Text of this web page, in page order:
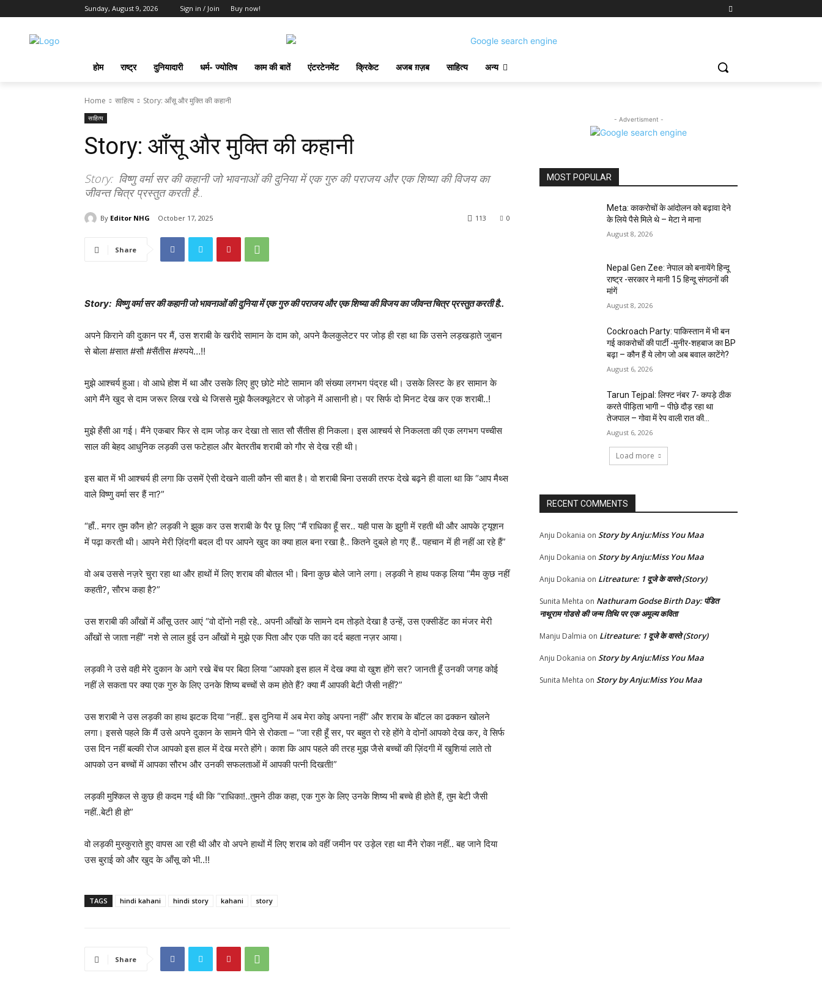
Sunday, August 9, 2026 Sign in / Join Buy now!
होम राष्ट्र दुनियादारी धर्म- ज्योतिष काम की बातें एंटरटेनमेंट क्रिकेट अजब ग़ज़ब साहित्य अन्य
Home साहित्य Story: आँसू और मुक्ति की कहानी
साहित्य
Story: आँसू और मुक्ति की कहानी
Story: विष्णु वर्मा सर की कहानी जो भावनाओं की दुनिया में एक गुरु की पराजय और एक शिष्या की विजय का
जीवन्त चित्र प्रस्तुत करती है..
By Editor NHG October 17, 2025 0
113
Share
Story: विष्णु वर्मा सर की कहानी जो भावनाओं की दुनिया में एक गुरु की पराजय और एक शिष्या की विजय का जीवन्त चित्र प्रस्तुत करती है..
अपने किराने की दुकान पर मैं, उस शराबी के खरीदे सामान के दाम को, अपने कैलकुलेटर पर जोड़ ही रहा था कि उसने लड़खड़ाते जुबान
से बोला #सात #सौ #सैंतीस #रुपये…!!
मुझे आश्चर्य हुआ। वो आधे होश में था और उसके लिए हुए छोटे मोटे सामान की संख्या लगभग पंद्रह थी। उसके लिस्ट के हर सामान के
आगे मैंने खुद से दाम जरूर लिख रखे थे जिससे मुझे कैलक्यूलेटर से जोड़ने में आसानी हो। पर सिर्फ दो मिनट देख कर एक शराबी..!
मुझे हँसी आ गई। मैंने एकबार फिर से दाम जोड़ कर देखा तो सात सौ सैंतीस ही निकला। इस आश्चर्य से निकलता की एक लगभग पच्चीस
साल की बेहद आधुनिक लड़की उस फटेहाल और बेतरतीब शराबी को गौर से देख रही थी।
इस बात में भी आश्चर्य ही लगा कि उसमें ऐसी देखने वाली कौन सी बात है। वो शराबी बिना उसकी तरफ देखे बढ़ने ही वाला था कि “आप मैथ्स
वाले विष्णु वर्मा सर हैं ना?”
“हाँ.. मगर तुम कौन हो? लड़की ने झुक कर उस शराबी के पैर छू लिए “मैं राधिका हूँ सर.. यही पास के झुगी में रहती थी और आपके ट्यूशन
में पढ़ा करती थी। आपने मेरी ज़िंदगी बदल दी पर आपने खुद का क्या हाल बना रखा है.. कितने दुबले हो गए हैं.. पहचान में ही नहीं आ रहे हैं”
वो अब उससे नज़रे चुरा रहा था और हाथों में लिए शराब की बोतल भी। बिना कुछ बोले जाने लगा। लड़की ने हाथ पकड़ लिया “मैम कुछ नहीं
कहती?, सौरभ कहा है?”
उस शराबी की आँखों में आँसू उतर आएं “वो दोंनो नही रहे.. अपनी आँखों के सामने दम तोड़ते देखा है उन्हें, उस एक्सीडेंट का मंजर मेरी
आँखों से जाता नहीं” नशे से लाल हुई उन आँखों मे मुझे एक पिता और एक पति का दर्द बहता नज़र आया।
लड़की ने उसे वही मेरे दुकान के आगे रखे बेंच पर बिठा लिया “आपको इस हाल में देख क्या वो खुश होंगे सर? जानती हूँ उनकी जगह कोई
नहीं ले सकता पर क्या एक गुरु के लिए उनके शिष्य बच्चों से कम होते हैं? क्या मैं आपकी बेटी जैसी नहीं?”
उस शराबी ने उस लड़की का हाथ झटक दिया “नहीं.. इस दुनिया में अब मेरा कोइ अपना नहीं” और शराब के बॉटल का ढक्कन खोलने
लगा। इससे पहले कि मैं उसे अपने दुकान के सामने पीने से रोकता – “जा रही हूँ सर, पर बहुत रो रहे होंगे वे दोनों आपको देख कर, वे सिर्फ
उस दिन नहीं बल्की रोज आपको इस हाल में देख मरते होंगे। काश कि आप पहले की तरह मुझ जैसे बच्चों की ज़िंदगी में खुशियां लाते तो
आपको उन बच्चों में आपका सौरभ और उनकी सफलताओं में आपकी पत्नी दिखती!”
लड़की मुश्किल से कुछ ही कदम गई थी कि “राधिका!..तुमने ठीक कहा, एक गुरु के लिए उनके शिष्य भी बच्चे ही होते हैं, तुम बेटी जैसी
नहीं..बेटी ही हो”
वो लड़की मुस्कुराते हुए वापस आ रही थी और वो अपने हाथों में लिए शराब को वहीं जमीन पर उड़ेल रहा था मैंने रोका नहीं.. बह जाने दिया
उस बुराई को और खुद के आँसू को भी..!!
TAGS hindi kahani hindi story kahani story
Share
- Advertisment -
MOST POPULAR
Meta: काकरोचों के आंदोलन को बढ़ावा देने
के लिये पैसे मिले थे – मेटा ने माना
August 8, 2026
Nepal Gen Zee: नेपाल को बनायेंगे हिन्दू
राष्ट्र -सरकार ने मानी 15 हिन्दू संगठनों की
मांगें
August 8, 2026
Cockroach Party: पाकिस्तान में भी बन
गई काकरोचों की पार्टी -मुनीर-शहबाज का BP
बढ़ा – कौन हैं ये लोग जो अब बवाल काटेंगे?
August 6, 2026
Tarun Tejpal: लिफ्ट नंबर 7- कपड़े ठीक
करते पीड़िता भागी – पीछे दौड़ रहा था
तेजपाल – गोवा में रेप वाली रात की...
August 6, 2026
Load more
RECENT COMMENTS
Anju Dokania on Story by Anju:Miss You Maa
Anju Dokania on Story by Anju:Miss You Maa
Anju Dokania on Litreature: 1 दूजे के वास्ते (Story)
Sunita Mehta on Nathuram Godse Birth Day: पंडित
नाथूराम गोडसे की जन्म तिथि पर एक अमूल्य कविता
Manju Dalmia on Litreature: 1 दूजे के वास्ते (Story)
Anju Dokania on Story by Anju:Miss You Maa
Sunita Mehta on Story by Anju:Miss You Maa